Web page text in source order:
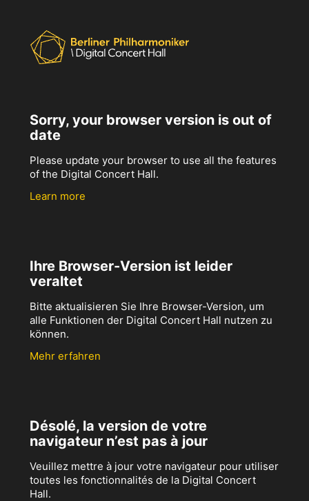
Sorry, your browser version is out of
date
Please update your browser to use all the features
of the Digital Concert Hall.
Learn more
Ihre Browser-Version ist leider
veraltet
Bitte aktualisieren Sie Ihre Browser-Version, um
alle Funktionen der Digital Concert Hall nutzen zu
können.
Mehr erfahren
Désolé, la version de votre
navigateur n’est pas à jour
Veuillez mettre à jour votre navigateur pour utiliser
toutes les fonctionnalités de la Digital Concert
Hall.